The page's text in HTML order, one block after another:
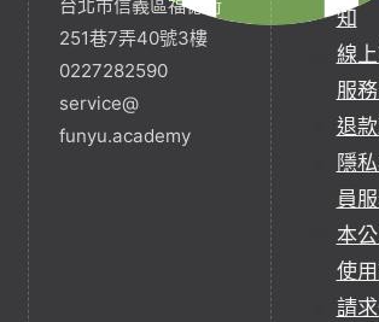
台北市信義區福德街
251巷7弄40號3樓
0227282590
service@
funyu.academy
知
線
服
退
隱
員
本
使
請